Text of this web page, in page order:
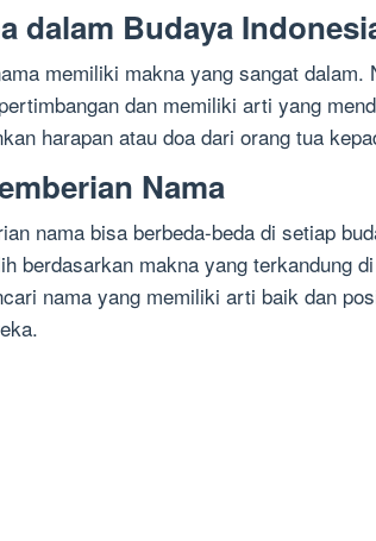
dalam Budaya
memiliki makna yang sangat dalam.
dan memiliki arti yang
harapan atau doa dari orang tua
Nama
nama bisa berbeda-beda di setiap
berdasarkan makna yang terkandung
nama yang memiliki arti baik dan